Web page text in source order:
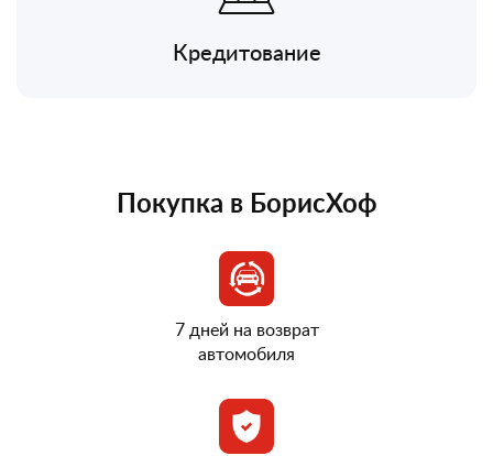
Кредитование
Покупка в БорисХоф
7 дней на возврат
автомобиля